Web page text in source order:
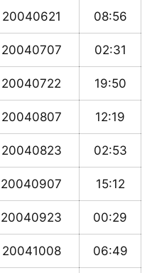
20040621 08:56
20040707 02:31
20040722 19:50
20040807 12:19
20040823 02:53
20040907 15:12
20040923 00:29
20041008 06:49